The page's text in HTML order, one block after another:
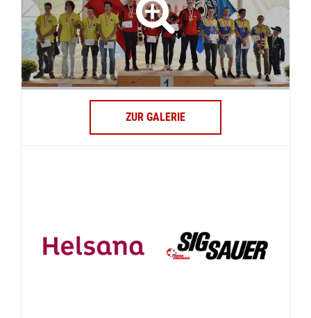
ZUR GALERIE